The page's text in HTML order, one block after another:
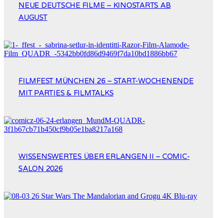
NEUE DEUTSCHE FILME – KINOSTARTS AB
AUGUST
FILMFEST MÜNCHEN 26 – START-WOCHENENDE
MIT PARTIES & FILMTALKS
WISSENSWERTES ÜBER ERLANGEN II – COMIC-
SALON 2026